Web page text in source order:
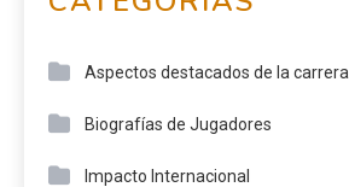
Aspectos destacados de la carrera
Biografías de Jugadores
Impacto Internacional